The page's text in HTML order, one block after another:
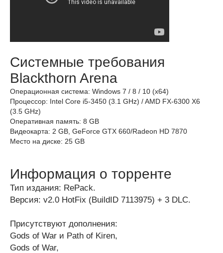
Системные требования
Blackthorn Arena
Операционная система: Windows 7 / 8 / 10 (x64)
Процессор: Intel Core i5-3450 (3.1 GHz) / AMD FX-6300 X6
(3.5 GHz)
Оперативная память: 8 GB
Видеокарта: 2 GB, GeForce GTX 660/Radeon HD 7870
Место на диске: 25 GB
Информация о торренте
Тип издания: RePack.
Версия: v2.0 HotFix (BuildID 7113975) + 3 DLC.
Присутствуют дополнения:
Gods of War и Path of Kiren,
Gods of War,